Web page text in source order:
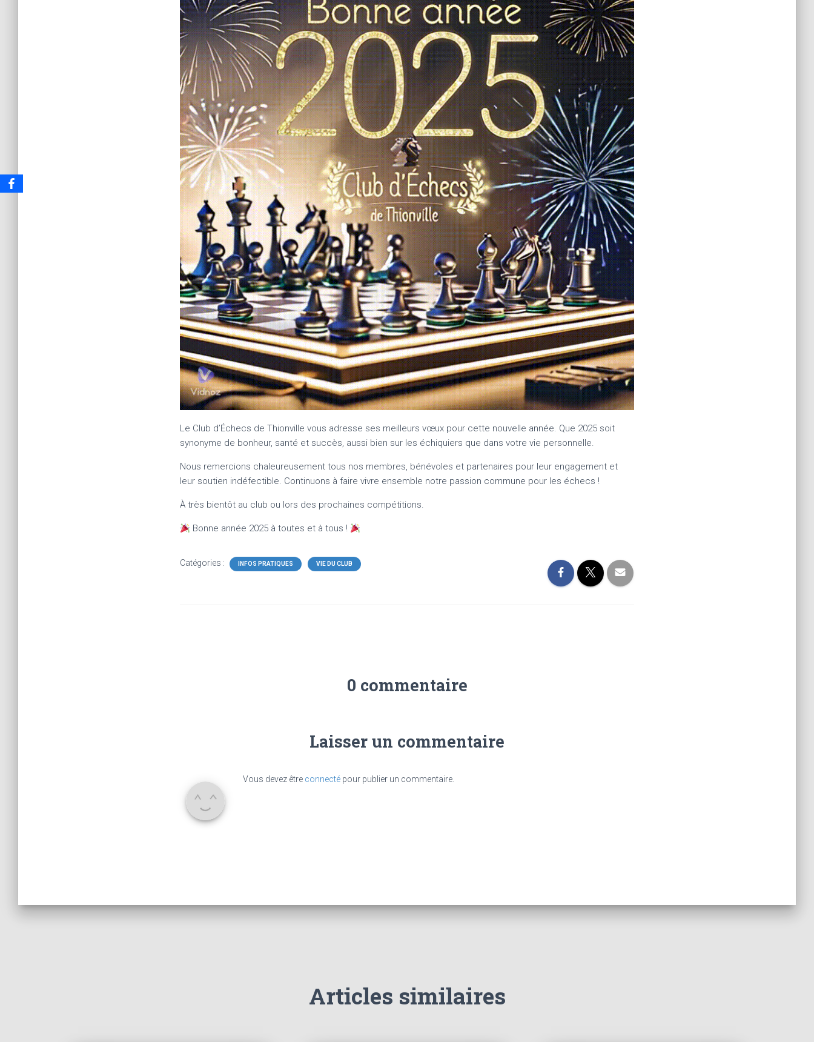
Le Club d’Échecs de Thionville vous adresse ses meilleurs vœux pour cette nouvelle année. Que 2025 soit
synonyme de bonheur, santé et succès, aussi bien sur les échiquiers que dans votre vie personnelle.
Nous remercions chaleureusement tous nos membres, bénévoles et partenaires pour leur engagement et
leur soutien indéfectible. Continuons à faire vivre ensemble notre passion commune pour les échecs !
À très bientôt au club ou lors des prochaines compétitions.
Bonne année 2025 à toutes et à tous !
Catégories : INFOS PRATIQUES VIE DU CLUB
0 commentaire
Laisser un commentaire
Vous devez être connecté pour publier un commentaire.
Articles similaires